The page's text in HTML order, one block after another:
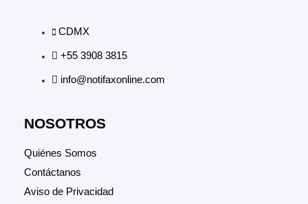
CDMX
+55 3908 3815
info@notifaxonline.com
NOSOTROS
Quiénes Somos
Contáctanos
Aviso de Privacidad